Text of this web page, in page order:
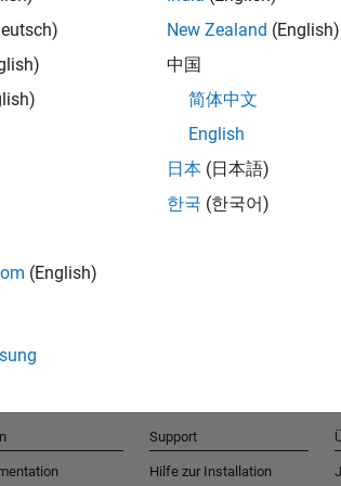
Talent Network
Erhalten Sie personalisierte
und
(English)
New Zealand (English)
中国
简体中文
English
日本 (日本語)
한국 (한국어)
Support
Hilfe zur Installation